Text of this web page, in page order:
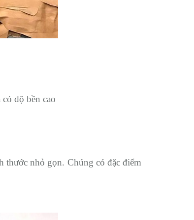
độ bền cao
thước nhỏ gọn. Chúng có đặc điểm